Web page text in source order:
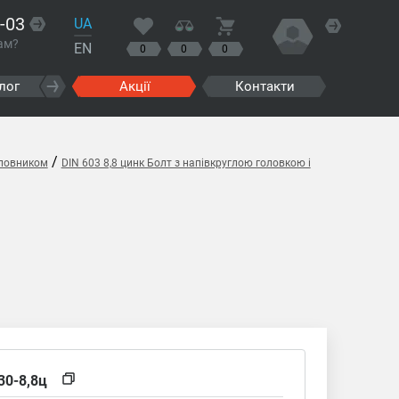
03
UA
EN
0 0 0
Акції Контакти
/ DIN 603 8,8 цинк Болт з напівкруглою головкою і
8,8ц